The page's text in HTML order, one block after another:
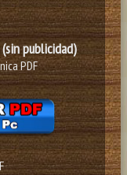
publicidad)
PDF